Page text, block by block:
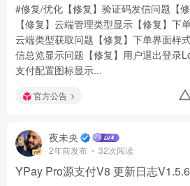
#修复/优化【修复】验证码发信问题【
【修复】云端管理类型显示【修复】下
云端类型获取问题【修复】下单界面样
信总览显示问题【修复】用户退出登录
支付配置图标显示...
官方公告
夜未央
2年前发布 32次阅读
YPay Pro源支付V8 更新日志